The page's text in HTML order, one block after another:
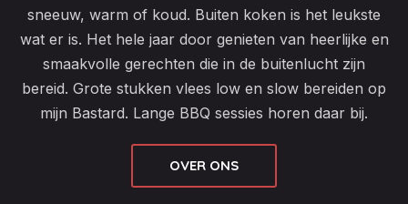
sneeuw, warm of koud. Buiten koken is het leukste
wat er is. Het hele jaar door genieten van heerlijke en
smaakvolle gerechten die in de buitenlucht zijn
bereid. Grote stukken vlees low en slow bereiden op
mijn Bastard. Lange BBQ sessies horen daar bij.
OVER ONS